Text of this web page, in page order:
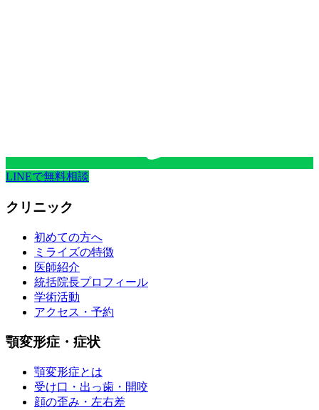
LINEで無料相談
クリニック
初めての方へ
ミライズの特徴
医師紹介
統括院長プロフィール
学術活動
アクセス・予約
顎変形症・症状
顎変形症とは
受け口・出っ歯・開咬
顔の歪み・左右差